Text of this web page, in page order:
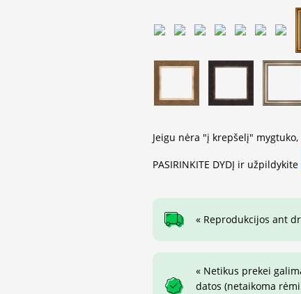
Jeigu nėra "į krepšelį"
PASIRINKITE DYDĮ ir užpildykite
« Reprodukcijos ant
« Netikus prekei
datos (netaikoma